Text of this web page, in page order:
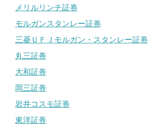
メリルリンチ証券
モルガンスタンレー証券
三菱ＵＦＪモルガン・スタンレー証券
丸三証券
大和証券
岡三証券
岩井コスモ証券
東洋証券